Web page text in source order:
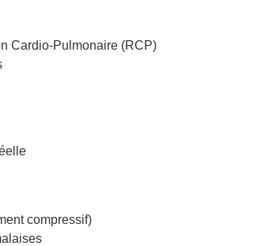
Cardio-Pulmonaire (RCP)
compressif)